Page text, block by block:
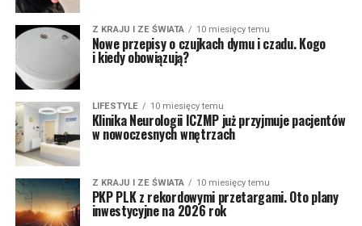
Z KRAJU I ZE ŚWIATA 10 miesięcy temu
Nowe przepisy o czujkach dymu i czadu. Kogo
i kiedy obowiązują?
LIFESTYLE 10 miesięcy temu
Klinika Neurologii ICZMP już przyjmuje pacjentów
w nowoczesnych wnętrzach
Z KRAJU I ZE ŚWIATA 10 miesięcy temu
PKP PLK z rekordowymi przetargami. Oto plany
inwestycyjne na 2026 rok